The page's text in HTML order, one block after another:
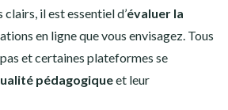
il est essentiel d’évaluer la
en ligne que vous envisagez. Tous
et certaines plateformes se
pédagogiqueet leur